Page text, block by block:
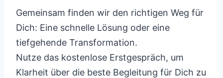
Gemeinsam finden wir den richtigen Weg für
Dich: Eine schnelle Lösung oder eine
tiefgehende Transformation.
Nutze das kostenlose Erstgespräch, um
Klarheit über die beste Begleitung für Dich zu